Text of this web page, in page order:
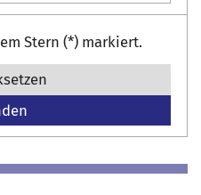
Stern (*) markiert.